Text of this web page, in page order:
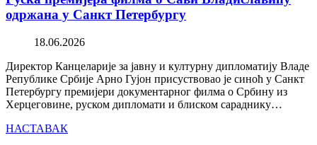
одржана у Санкт Петербургу
18.06.2026
Директор Канцеларије за јавну и културну дипломатију Владе
Републике Србије Арно Гујон присуствовао је синоћ у Санкт
Петербургу премијери документарног филма о Србину из
Херцеговине, руском дипломати и блиском сараднику…
НАСТАВАК